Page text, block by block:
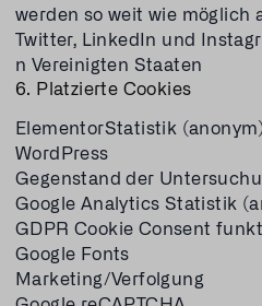
werden so weit wie möglich
Twitter, LinkedIn und
n Vereinigten Staaten
6. Platzierte Cookies
ElementorStatistik (anonym)
WordPress
Gegenstand der
Google Analytics Statistik
GDPR Cookie Consent
Google Fonts
Marketing/Verfolgung